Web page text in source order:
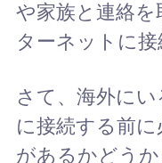
や家族と連絡
ターネットに接
さて、海外に
に接続する前に
があるかどうか